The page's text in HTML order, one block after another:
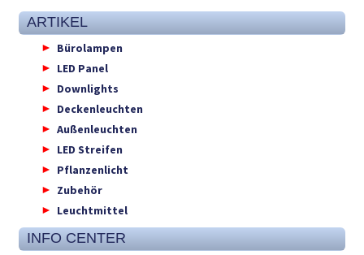
ARTIKEL
Bürolampen
LED Panel
Downlights
Deckenleuchten
Außenleuchten
LED Streifen
Pflanzenlicht
Zubehör
Leuchtmittel
INFO CENTER